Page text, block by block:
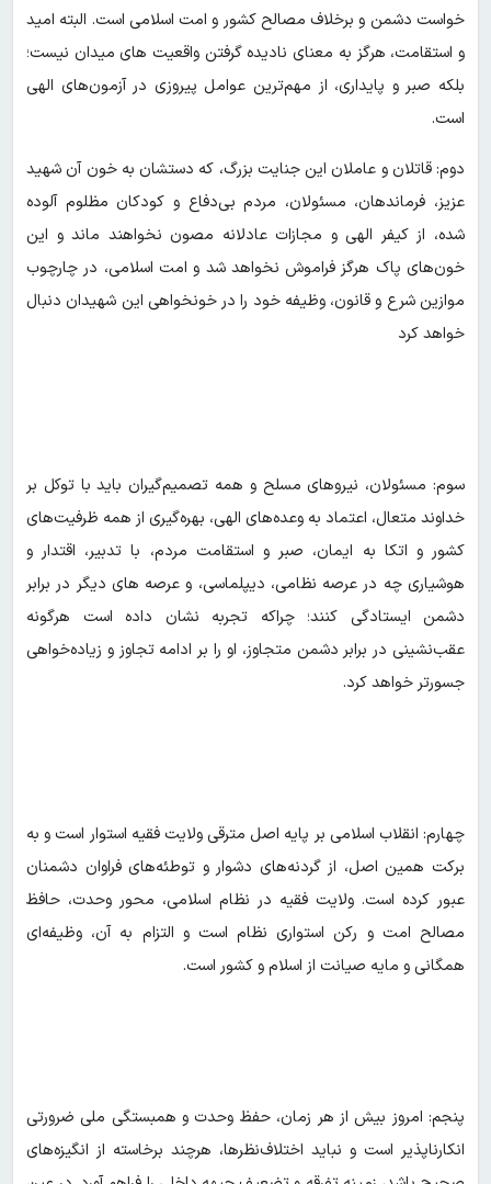
خواست دشمن و برخلاف مصالح کشور و امت اسلامی است. البته امید
و استقامت، هرگز به معنای نادیده گرفتن واقعیت های میدان نیست؛
بلکه صبر و پایداری، از مهم‌ترین عوامل پیروزی در آزمون‌های الهی
است.
دوم: قاتلان و عاملان این جنایت بزرگ، که دستشان به خون آن شهید
عزیز، فرماندهان، مسئولان، مردم بی‌دفاع و کودکان مظلوم آلوده
شده، از کیفر الهی و مجازات عادلانه مصون نخواهند ماند و این
خون‌های پاک هرگز فراموش نخواهد شد و امت اسلامی، در چارچوب
موازین شرع و قانون، وظیفه خود را در خونخواهی این شهیدان دنبال
خواهد کرد
سوم: مسئولان، نیروهای مسلح و همه تصمیم‌گیران باید با توکل بر
خداوند متعال، اعتماد به وعده‌های الهی، بهره‌گیری از همه ظرفیت‌های
کشور و اتکا به ایمان، صبر و استقامت مردم، با تدبیر، اقتدار و
هوشیاری چه در عرصه نظامی، دیپلماسی، و عرصه های دیگر در برابر
دشمن ایستادگی کنند؛ چراکه تجربه نشان داده است هرگونه
عقب‌نشینی در برابر دشمن متجاوز، او را بر ادامه تجاوز و زیاده‌خواهی
جسورتر خواهد کرد.
چهارم: انقلاب اسلامی بر پایه اصل مترقی ولایت فقیه استوار است و به
برکت همین اصل، از گردنه‌های دشوار و توطئه‌های فراوان دشمنان
عبور کرده است. ولایت فقیه در نظام اسلامی، محور وحدت، حافظ
مصالح امت و رکن استواری نظام است و التزام به آن، وظیفه‌ای
همگانی و مایه صیانت از اسلام و کشور است.
پنجم: امروز بیش از هر زمان، حفظ وحدت و همبستگی ملی ضرورتی
انکارناپذیر است و نباید اختلاف‌نظرها، هرچند برخاسته از انگیزه‌های